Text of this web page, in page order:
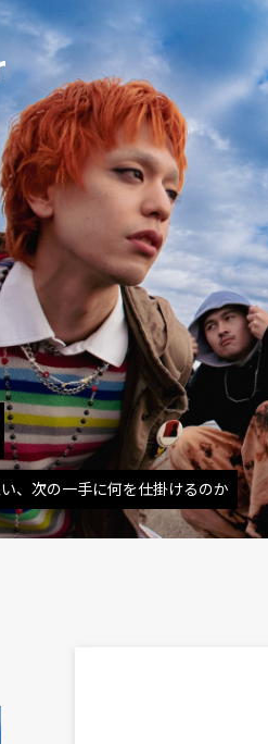
、次の一手に何を仕掛けるのか